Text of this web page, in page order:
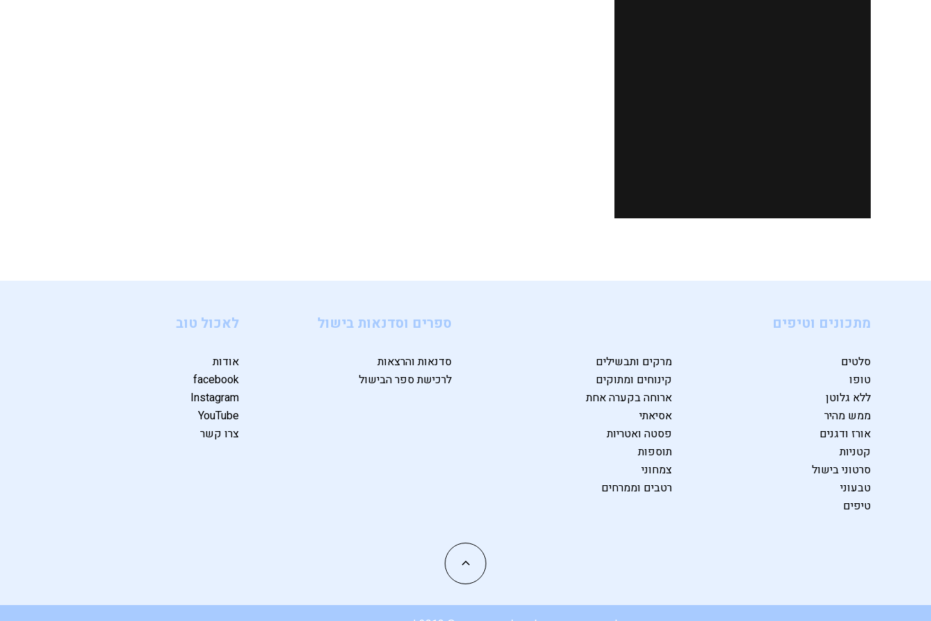
מתכונים וטיפים
סלטים
מרקים ותבשילים
טופו
קינוחים ומתוקים
ללא גלוטן
ארוחה בקערה אחת
ממש מהיר
אסיאתי
אורז ודגנים
פסטה ואטריות
קטניות
תוספות
סרטוני בישול
צמחוני
טבעוני
רטבים וממרחים
טיפים
ספרים וסדנאות בישול
סדנאות והרצאות
לרכישת ספר הבישול
לאכול טוב
אודות
facebook
Instagram
YouTube
צרו קשר